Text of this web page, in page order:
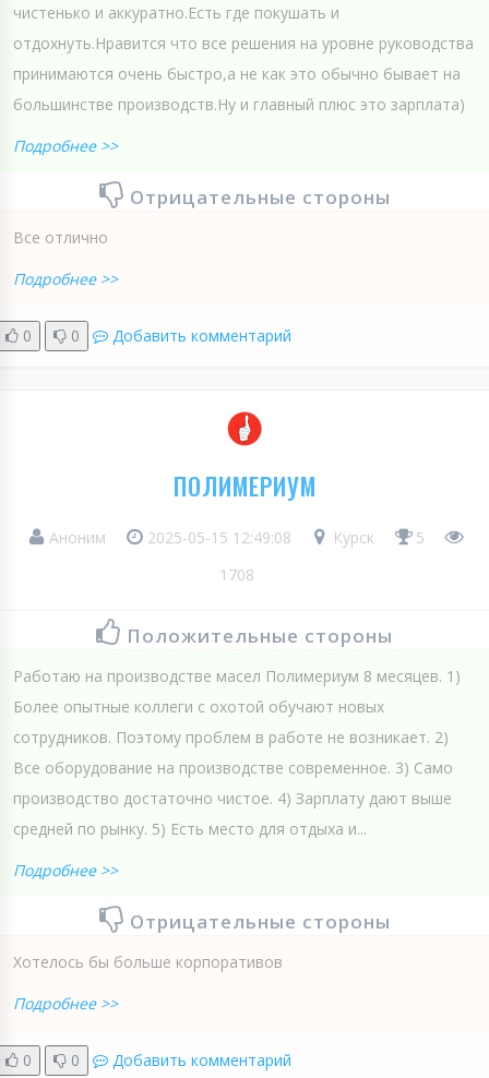
чистенько и аккуратно.Есть где покушать и
отдохнуть.Нравится что все решения на уровне руководства
принимаются очень быстро,а не как это обычно бывает на
большинстве производств.Ну и главный плюс это зарплата)
Подробнее >>
Отрицательные стороны
Все отлично
Подробнее >>
0 0 Добавить комментарий
ПОЛИМЕРИУМ
Аноним 2025-05-15 12:49:08 Курск
5
1708
Положительные стороны
Работаю на производстве масел Полимериум 8 месяцев. 1)
Более опытные коллеги с охотой обучают новых
сотрудников. Поэтому проблем в работе не возникает. 2)
Все оборудование на производстве современное. 3) Само
производство достаточно чистое. 4) Зарплату дают выше
средней по рынку. 5) Есть место для отдыха и...
Подробнее >>
Отрицательные стороны
Хотелось бы больше корпоративов
Подробнее >>
0 0 Добавить комментарий